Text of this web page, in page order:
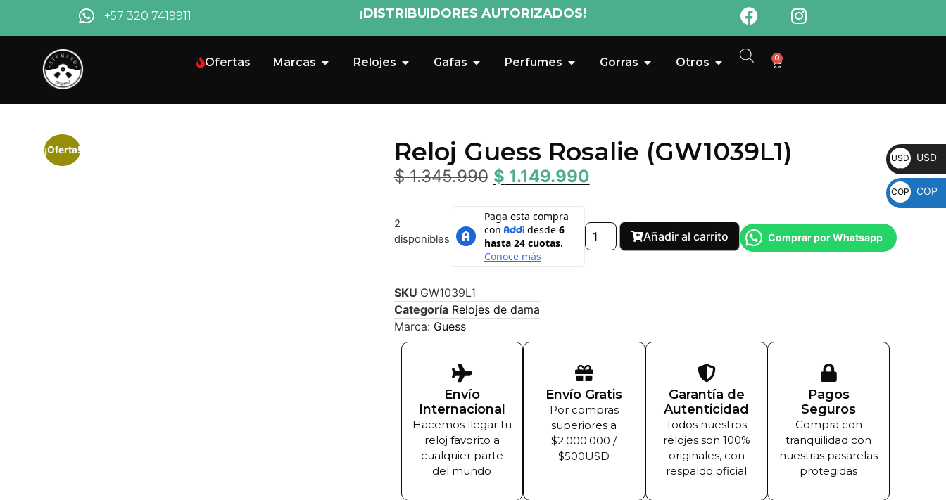
+57 320 7419911 ¡DISTRIBUIDORES AUTORIZADOS!
Ofertas Marcas Relojes Gafas Perfumes Gorras Otros 0
¡Oferta! Reloj Guess Rosalie (GW1039L1)
$1.345.990 $ 1.149.990
2
disponibles
Añadir al carrito Comprar por Whatsapp
SKU GW1039L1
Categoría Relojes de dama
Marca: Guess
Envío
Internacional
Hacemos llegar tu
reloj favorito a
cualquier parte
del mundo
Envío Gratis
Por compras
superiores a
$2.000.000 /
$500USD
Garantía de
Autenticidad
Todos nuestros
relojes son 100%
originales, con
respaldo oficial
Pagos
Seguros
Compra con
tranquilidad con
nuestras pasarelas
protegidas
USD USD
COP COP